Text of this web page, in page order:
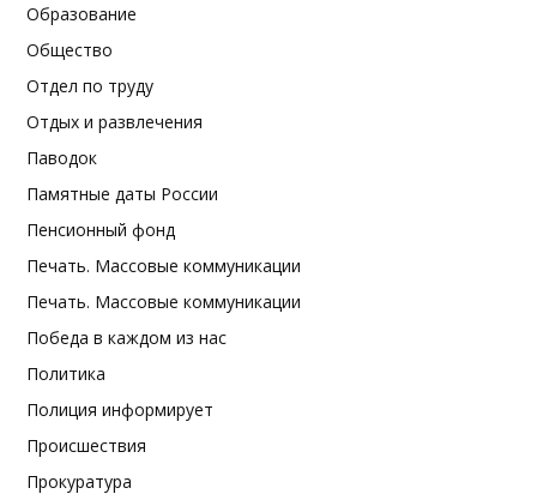
Образование
Общество
Отдел по труду
Отдых и развлечения
Паводок
Памятные даты России
Пенсионный фонд
Печать. Массовые коммуникации
Печать. Массовые коммуникации
Победа в каждом из нас
Политика
Полиция информирует
Происшествия
Прокуратура